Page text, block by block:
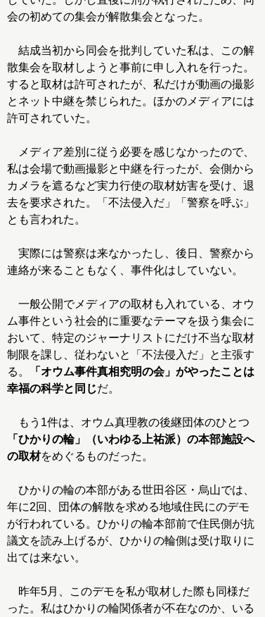
会の初めての集会が解散集会となった。
結成当初から同会を批判していた私は、この解
散集会を取材しようと事前に申し入れを行った。
すると取材は許可されたが、私だけが動画の撮影
とネット中継を禁じられた。ほかのメディアには
許可されていた。
メディア差別に従う必要を感じなかったので、
私は会場で動画撮影と中継を行ったが、会側から
カメラを遮るなど実力行使の取材妨害を受け、退
去を要求された。「不法侵入だ」「警察を呼ぶ」
とも言われた。
実際には警察は来なかったし、後日、警察から
連絡が来ることもなく、事件化はしていない。
一般公開でメディアの取材も入れている、オウ
ム事件という社会的に重要なテーマを扱う集会に
おいて、特定のジャーナリストにだけ不当な取材
制限を課し、従わないと「不法侵入だ」と主張す
る。
「オウム事件真相究明の会」がやったことは
幸福の科学と同じだ。
もう1件は、オウム真理教の後継団体のひとつ
「ひかりの輪」（いわゆる上祐派）の本部施設へ
の取材をめぐるものだった。
ひかりの輪の本部がある世田谷区・烏山では、
年に2回、団体の解散を求める地域住民にのデモ
が行われている。ひかりの輪本部前で住民側が抗
議文を読み上げるが、ひかりの輪側は受け取りに
出ては来ない。
昨年5月、このデモを私が取材した際も同様だ
った。私はひかりの輪関係者が不在なのか、いる